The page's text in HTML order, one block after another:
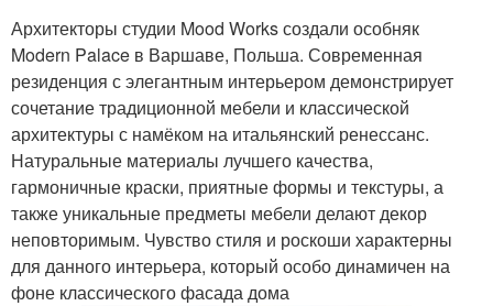
Архитекторы студии Mood Works создали особняк
Modern Palace в Варшаве, Польша. Современная
резиденция с элегантным интерьером демонстрирует
сочетание традиционной мебели и классической
архитектуры с намёком на итальянский ренессанс.
Натуральные материалы лучшего качества,
гармоничные краски, приятные формы и текстуры, а
также уникальные предметы мебели делают декор
неповторимым. Чувство стиля и роскоши характерны
для данного интерьера, который особо динамичен на
фоне классического фасада дома